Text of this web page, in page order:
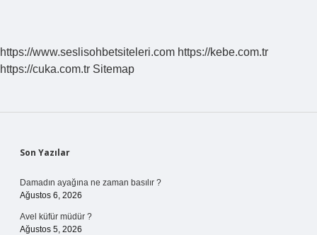
https://www.seslisohbetsiteleri.com https://kebe.com.tr
https://cuka.com.tr Sitemap
Sidebar
Son Yazılar
Damadın ayağına ne zaman basılır ?
Ağustos 6, 2026
Avel küfür müdür ?
Ağustos 5, 2026